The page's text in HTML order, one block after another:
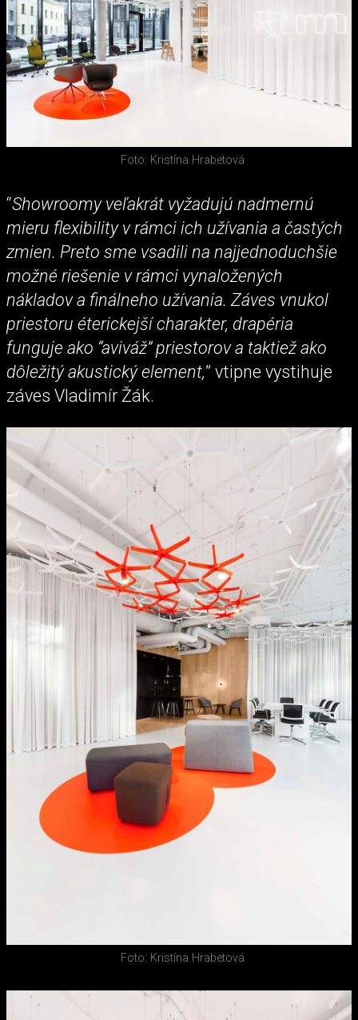
Foto: Kristína Hrabetová
“Showroomy veľakrát vyžadujú nadmernú
mieru flexibility v rámci ich užívania a častých
zmien. Preto sme vsadili na najjednoduchšie
možné riešenie v rámci vynaložených
nákladov a finálneho užívania. Záves vnukol
priestoru éterickejší charakter, drapéria
funguje ako “aviváž” priestorov a taktiež ako
dôležitý akustický element,” vtipne vystihuje
záves Vladimír Žák.
Foto: Kristína Hrabetová